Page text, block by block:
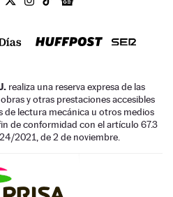
realiza una reserva expresa de las
y otras prestaciones accesibles
de lectura mecánica u otros medios
de conformidad con el artículo 67.3
2021, de 2 de noviembre.